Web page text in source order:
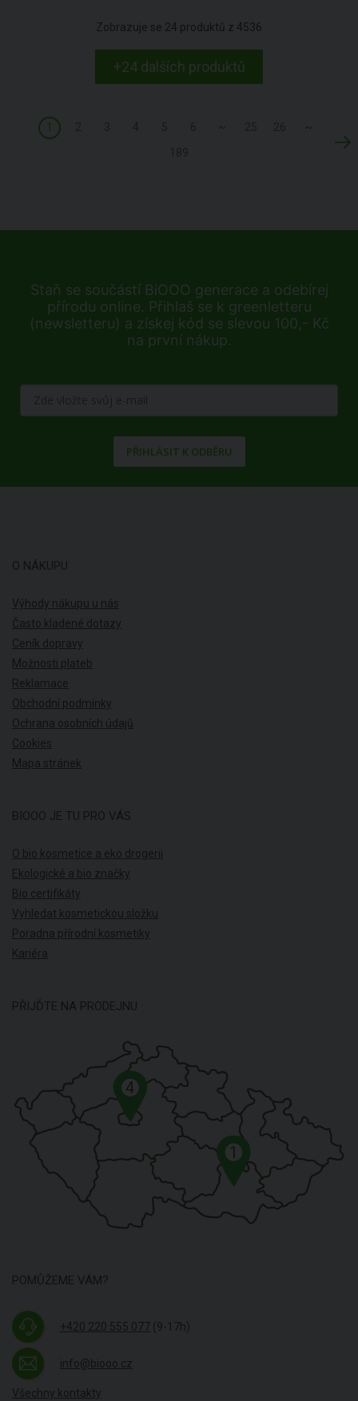
Zobrazuje se 24 produktů z 4536
+24 dalších produktů
1
Staň se součástí BiOOO generace a odebírej
přírodu online. Přihlaš se k greenletteru
(newsletteru) a získej kód se slevou 100,- Kč
na první nákup.
PŘIHLÁSIT K ODBĚRU
O NÁKUPU
Výhody nákupu u nás
Často kladené dotazy
Ceník dopravy
Možnosti plateb
Reklamace
Obchodní podmínky
Ochrana osobních údajů
Cookies
Mapa stránek
BIOOO JE TU PRO VÁS
O bio kosmetice a eko drogerii
Ekologické a bio značky
Bio certifikáty
Vyhledat kosmetickou složku
Poradna přírodní kosmetiky
Kariéra
PŘIJĎTE NA PRODEJNU
1
4
POMŮŽEME VÁM?
+420 220 555 077 (9-17h)
info@biooo.cz
Všechny kontakty